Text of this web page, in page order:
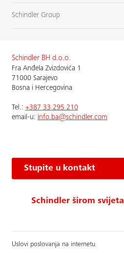
Schindler Group
Schindler BH d.o.o.
Fra Anđela Zvizdovića 1
71000 Sarajevo
Bosna i Hercegovina
Теl.: +387 33 295 210
email-u: info.ba@schindler.com
Stupite u kontakt
Schindler širom svijeta
Uslovi poslovanja na internetu